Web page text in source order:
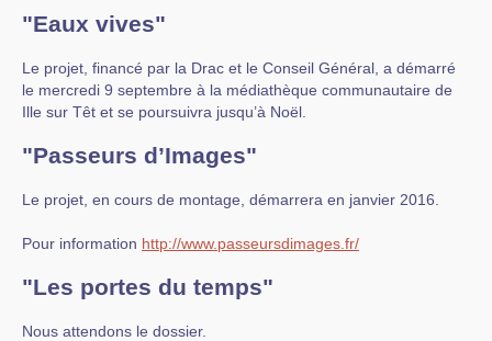
"Eaux vives"
Le projet, financé par la Drac et le Conseil Général, a démarré
le mercredi 9 septembre à la médiathèque communautaire de
Ille sur Têt et se poursuivra jusqu’à Noël.
"Passeurs d’Images"
Le projet, en cours de montage, démarrera en janvier 2016.
Pour information http://www.passeursdimages.fr/
"Les portes du temps"
Nous attendons le dossier.